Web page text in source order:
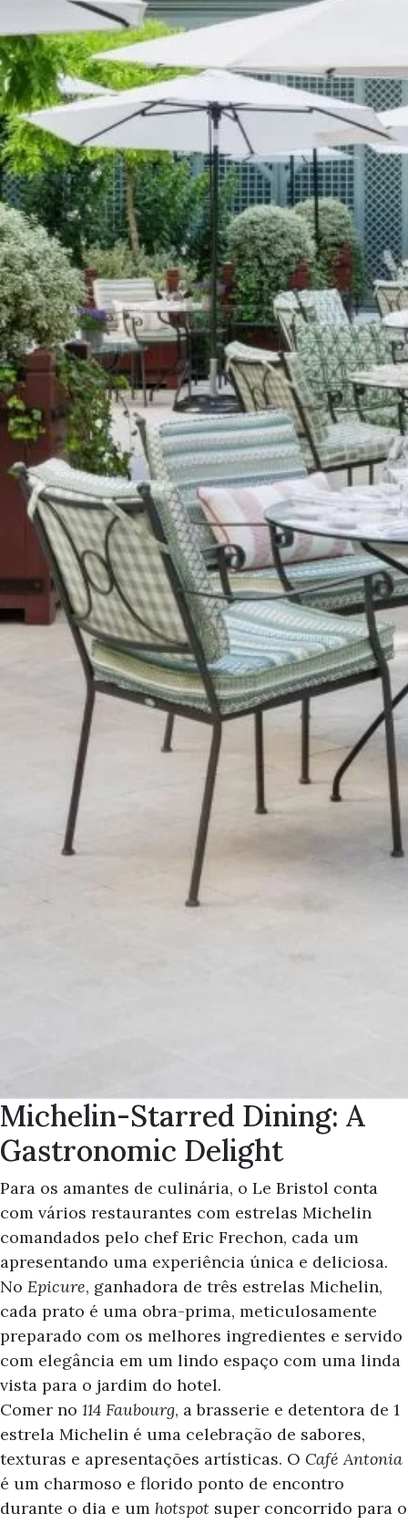
Michelin-Starred Dining: A
Gastronomic Delight
Para os amantes de culinária, o Le Bristol conta
com vários restaurantes com estrelas Michelin
comandados pelo chef Eric Frechon, cada um
apresentando uma experiência única e deliciosa.
No Epicure, ganhadora de três estrelas Michelin,
cada prato é uma obra-prima, meticulosamente
preparado com os melhores ingredientes e servido
com elegância em um lindo espaço com uma linda
vista para o jardim do hotel.
Comer no 114 Faubourg, a brasserie e detentora de 1
estrela Michelin é uma celebração de sabores,
texturas e apresentações artísticas. O Café Antonia
é um charmoso e florido ponto de encontro
durante o dia e um hotspot super concorrido para o